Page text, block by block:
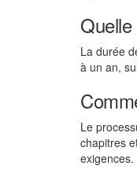
La durée
à un an,
Le
chapitres
exigences.